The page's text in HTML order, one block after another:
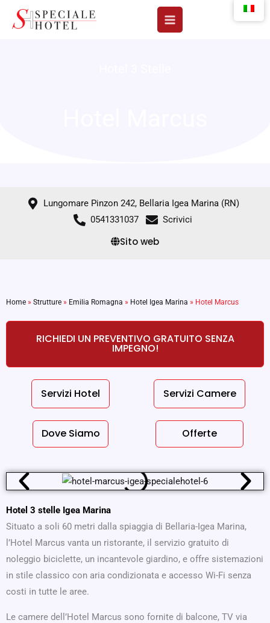
Lungomare Pinzon 242, Bellaria Igea Marina (RN)
0541331037
Scrivici
Sito web
Home » Strutture » Emilia Romagna » Hotel Igea Marina » Hotel Marcus
RICHIEDI UN PREVENTIVO GRATUITO SENZA
IMPEGNO!
Servizi Hotel Servizi Camere
Dove Siamo Offerte
Hotel 3 stelle Igea Marina
Situato a soli 60 metri dalla spiaggia di Bellaria-Igea Marina,
l’Hotel Marcus vanta un ristorante, il servizio gratuito di
noleggio biciclette, un incantevole giardino, e offre sistemazioni
in stile classico con aria condizionata e accesso Wi-Fi senza
costi in tutte le aree.
Le camere dell’Hotel Marcus sono fornite di balcone, TV via